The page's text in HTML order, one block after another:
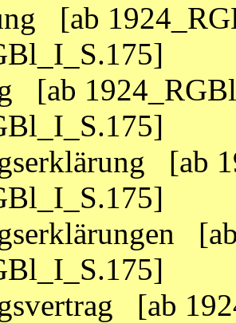
[ab
[ab
[ab
[ab